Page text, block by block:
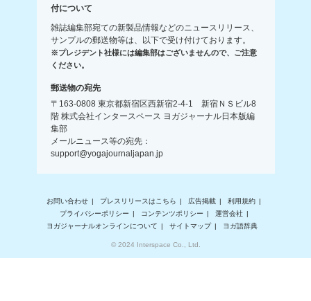
付について
雑誌編集部宛ての新製品情報などのニュースリリース、
サンプルの郵送物等は、以下で受け付けております。
※プレジデント社様には編集部はございませんので、ご注意
ください。
郵送物の宛先
〒163-0808 東京都新宿区西新宿2-4-1 新宿ＮＳビル8
階 株式会社インタースペース ヨガジャーナル日本版編
集部
メールニュース等の宛先：
support@yogajournaljapan.jp
お問い合わせ プレスリリースはこちら 広告掲載
利用規約
プライバシーポリシー
コンテンツポリシー
運営会社
ヨガジャーナルオンラインについて
サイトマップ ヨガ語辞典
© 2024 Interspace Co., Ltd.